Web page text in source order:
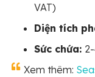
VAT)
Diện tích
Sức chứa:
Xem thêm: